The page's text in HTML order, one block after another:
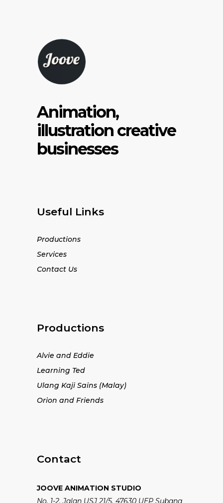
Animation,
illustration creative
businesses
Useful Links
Productions
Services
Contact Us
Productions
Alvie and Eddie
Learning Ted
Ulang Kaji Sains (Malay)
Orion and Friends
Contact
JOOVE ANIMATION STUDIO
No. 1-2, Jalan USJ 21/5, 47630 UEP Subang